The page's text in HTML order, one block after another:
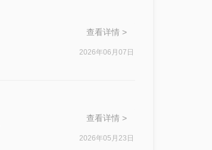
查看详情 >
2026年06月07日
查看详情 >
2026年05月23日